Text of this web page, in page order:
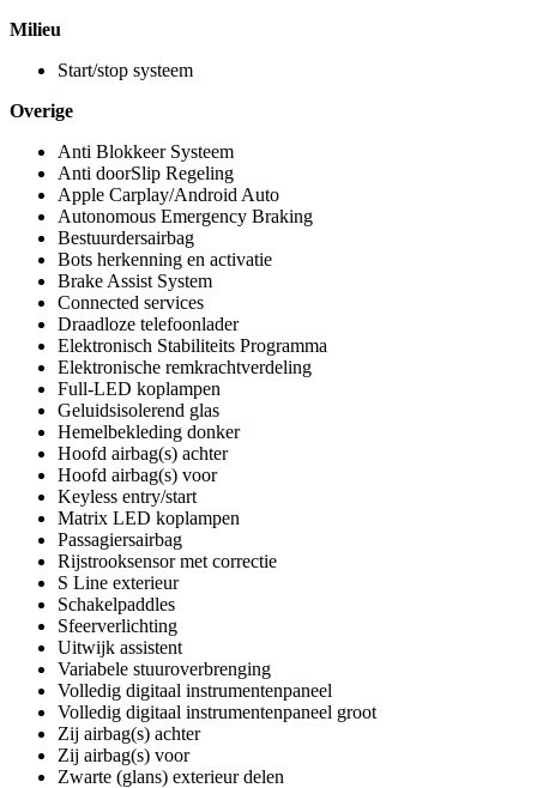
Milieu
Start/stop systeem
Overige
Anti Blokkeer Systeem
Anti doorSlip Regeling
Apple Carplay/Android Auto
Autonomous Emergency Braking
Bestuurdersairbag
Bots herkenning en activatie
Brake Assist System
Connected services
Draadloze telefoonlader
Elektronisch Stabiliteits Programma
Elektronische remkrachtverdeling
Full-LED koplampen
Geluidsisolerend glas
Hemelbekleding donker
Hoofd airbag(s) achter
Hoofd airbag(s) voor
Keyless entry/start
Matrix LED koplampen
Passagiersairbag
Rijstrooksensor met correctie
S Line exterieur
Schakelpaddles
Sfeerverlichting
Uitwijk assistent
Variabele stuuroverbrenging
Volledig digitaal instrumentenpaneel
Volledig digitaal instrumentenpaneel groot
Zij airbag(s) achter
Zij airbag(s) voor
Zwarte (glans) exterieur delen